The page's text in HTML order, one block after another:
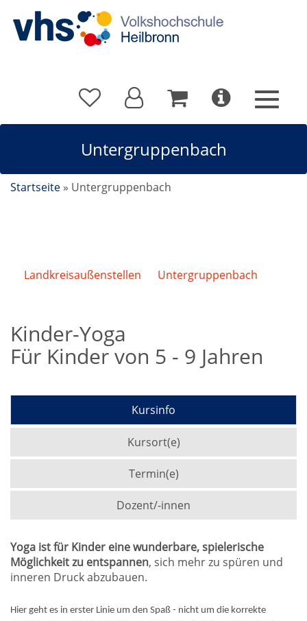
Untergruppenbach
Startseite » Untergruppenbach
Landkreisaußenstellen Untergruppenbach
Kinder-Yoga
Für Kinder von 5 - 9 Jahren
Kursinfo
Kursort(e)
Termin(e)
Dozent/-innen
Yoga ist für Kinder eine wunderbare, spielerische
Möglichkeit zu entspannen, sich mehr zu spüren und
inneren Druck abzubauen.
Hier geht es in erster Linie um den Spaß - nicht um die korrekte